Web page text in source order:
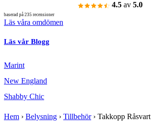
4.5 av 5.0
baserad på 235 recensioner
Läs våra omdömen
Läs vår Blogg
Marint
New England
Shabby Chic
Hem › Belysning › Tillbehör› Takkopp Råsvart